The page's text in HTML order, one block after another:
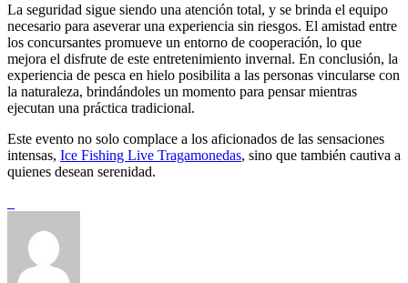
La seguridad sigue siendo una atención total, y se brinda el equipo
necesario para aseverar una experiencia sin riesgos. El amistad entre
los concursantes promueve un entorno de cooperación, lo que
mejora el disfrute de este entretenimiento invernal. En conclusión, la
experiencia de pesca en hielo posibilita a las personas vincularse con
la naturaleza, brindándoles un momento para pensar mientras
ejecutan una práctica tradicional.
Este evento no solo complace a los aficionados de las sensaciones
intensas, Ice Fishing Live Tragamonedas, sino que también cautiva a
quienes desean serenidad.